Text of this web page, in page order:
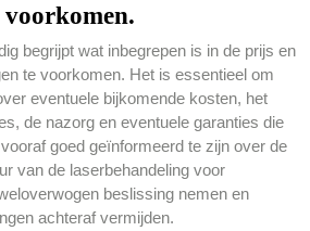
begrijpt wat inbegrepen is in de prijs en
te voorkomen. Het is essentieel om
eventuele bijkomende kosten, het
de nazorg en eventuele garanties die
goed geïnformeerd te zijn over de
van de laserbehandeling voor
beslissing nemen en
achteraf vermijden.